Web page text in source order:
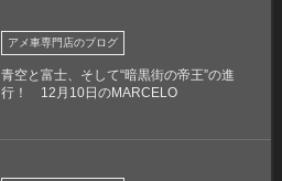
アメ車専門店のブログ
青空と富士、そして“暗黒街の帝王”の進
行！ 12月10日のMARCELO